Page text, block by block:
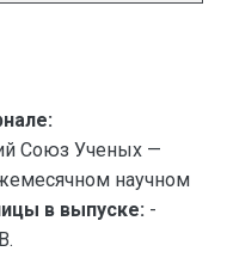
Союз Ученых —
научном
в выпуске: -